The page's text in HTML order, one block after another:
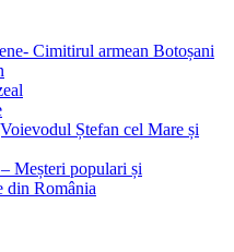
Cimitirul armean Botoșani
Ștefan cel Mare și
Meșteri populari și
din România